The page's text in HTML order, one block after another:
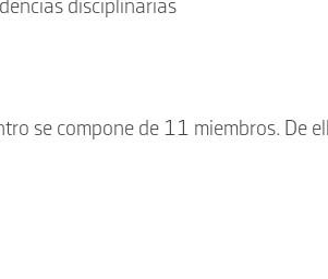
disciplinarias
se compone de 11 miembros. De